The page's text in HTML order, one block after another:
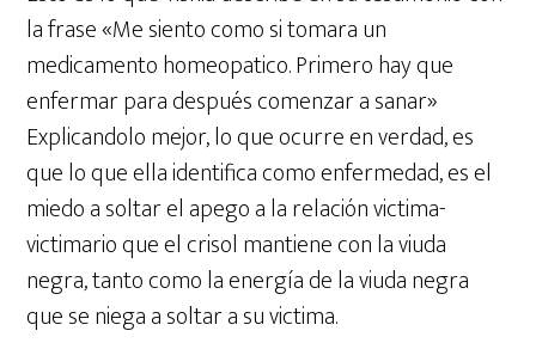
la frase «Me siento como si tomara un
medicamento homeopatico. Primero hay que
enfermar para después comenzar a sanar»
Explicandolo mejor, lo que ocurre en verdad, es
que lo que ella identifica como enfermedad, es el
miedo a soltar el apego a la relación victima-
victimario que el crisol mantiene con la viuda
negra, tanto como la energía de la viuda negra
que se niega a soltar a su victima.